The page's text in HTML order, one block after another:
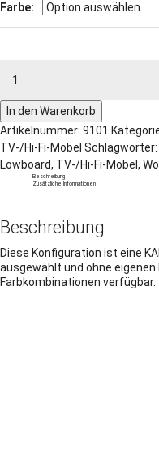
Farbe:
In den Warenkorb
Artikelnummer: 9101
TV-/Hi-Fi-Möbel Schlagwörter:
Lowboard, TV-/Hi-Fi-Möbel ,
Beschreibung
Zusätzliche Informationen
Beschreibung
Diese Konfiguration ist eine
ausgewählt und ohne
Farbkombinationen verfügbar.